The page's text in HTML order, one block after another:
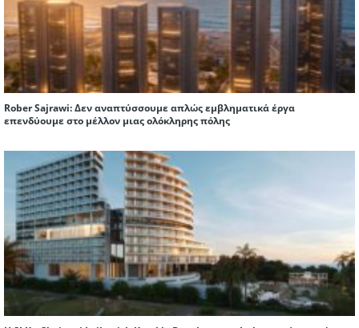
Rober Sajrawi: Δεν αναπτύσσουμε απλώς εμβληματικά έργα
επενδύουμε στο μέλλον μιας ολόκληρης πόλης